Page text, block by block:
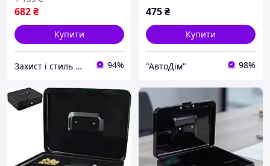
682₴
Купити
Захист і стиль — в одному магазині 94%
475₴
Купити
"АвтоДім" 98%